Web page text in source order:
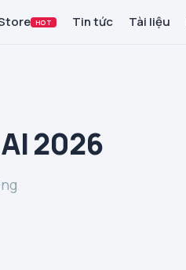
HOT Tin tức Tài liệu
2026